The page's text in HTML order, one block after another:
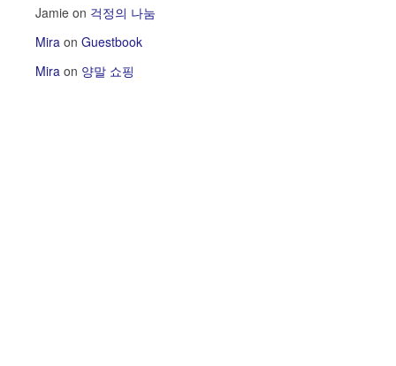
Jamie on 걱정의 나눔
Mira on Guestbook
Mira on 양말 쇼핑